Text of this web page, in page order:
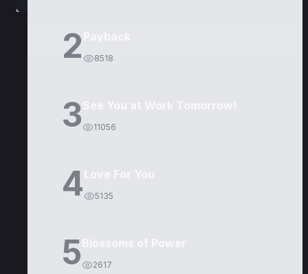
2 8518
3 11056
4 5135
5 2617